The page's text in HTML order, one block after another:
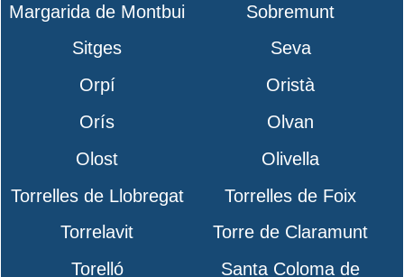
Margarida de Montbui
Sobremunt
Sitges
Seva
Orpí
Oristà
Orís
Olvan
Olost
Olivella
Torrelles de Llobregat
Torrelles de Foix
Torrelavit
Torre de Claramunt
Torelló
Santa Coloma de